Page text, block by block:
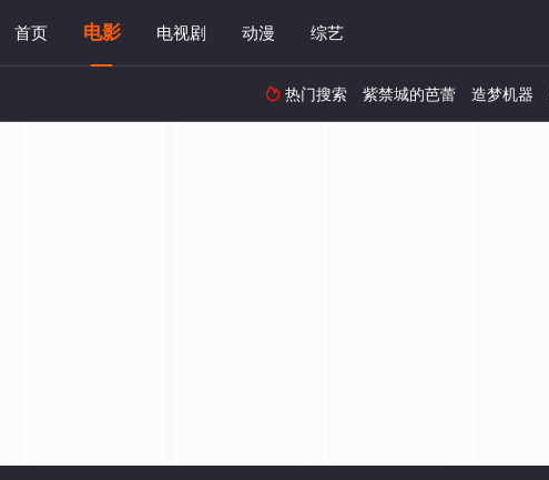
首页 电影 电视剧 动漫 综艺
 热门搜索 紫禁城的芭蕾 造梦机器